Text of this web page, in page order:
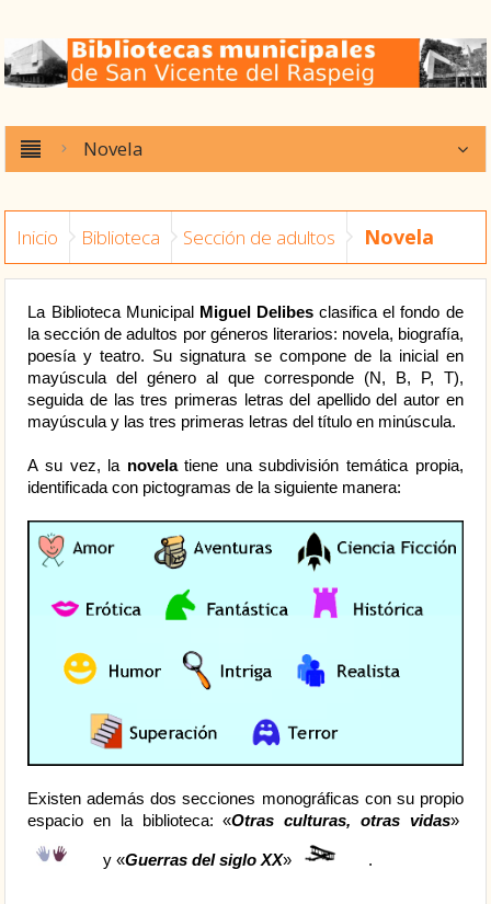
Novela
Inicio Biblioteca Sección de adultos Novela
La Biblioteca Municipal Miguel Delibes clasifica el fondo de
la sección de adultos por géneros literarios: novela, biografía,
poesía y teatro. Su signatura se compone de la inicial en
mayúscula del género al que corresponde (N, B, P, T),
seguida de las tres primeras letras del apellido del autor en
mayúscula y las tres primeras letras del título en minúscula.
A su vez, la novelatiene una subdivisión temática propia,
identificada con pictogramas de la siguiente manera:
Existen además dos secciones monográficas con su propio
espacio en la biblioteca: «Otras culturas, otras vidas»
y «Guerras del siglo XX» .